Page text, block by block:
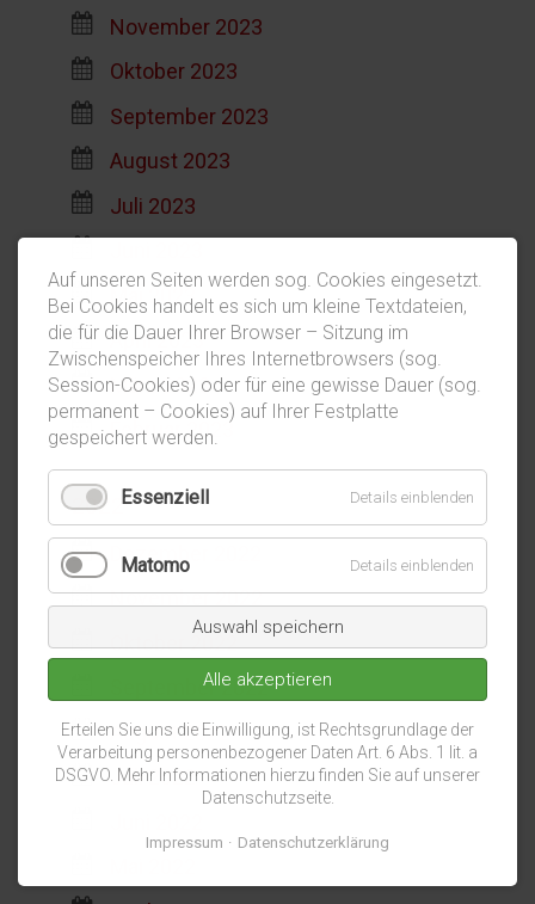
November 2023
Oktober 2023
September 2023
August 2023
Juli 2023
Mai 2023
April 2023
März 2023
Februar 2023
2022
Dezember 2022
November 2022
Oktober 2022
September 2022
August 2022
Juli 2022
Auf unseren Seiten werden sog. Cookies eingesetzt.
Bei Cookies handelt es sich um kleine Textdateien,
die für die Dauer Ihrer Browser – Sitzung im
Zwischenspeicher Ihres Internetbrowsers (sog.
Session-Cookies) oder für eine gewisse Dauer (sog.
permanent – Cookies) auf Ihrer Festplatte
gespeichert werden.
Essenziell Details einblenden
Matomo Details einblenden
Auswahl speichern
Alle akzeptieren
Erteilen Sie uns die Einwilligung, ist Rechtsgrundlage der
Verarbeitung personenbezogener Daten Art. 6 Abs. 1 lit. a
DSGVO. Mehr Informationen hierzu finden Sie auf unserer
Datenschutzseite.
Impressum Datenschutzerklärung